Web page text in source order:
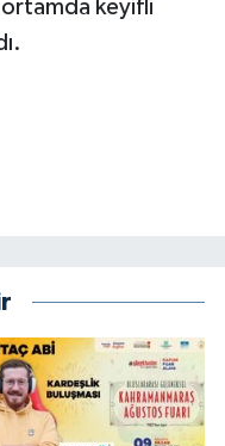
ortamda keyifli